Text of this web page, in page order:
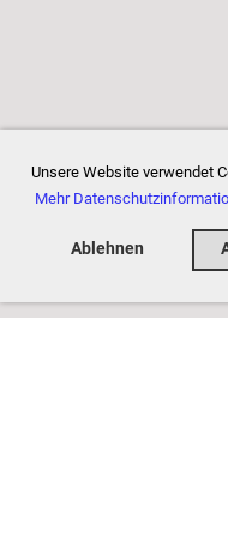
Unsere Website verwendet
Mehr
Ablehnen